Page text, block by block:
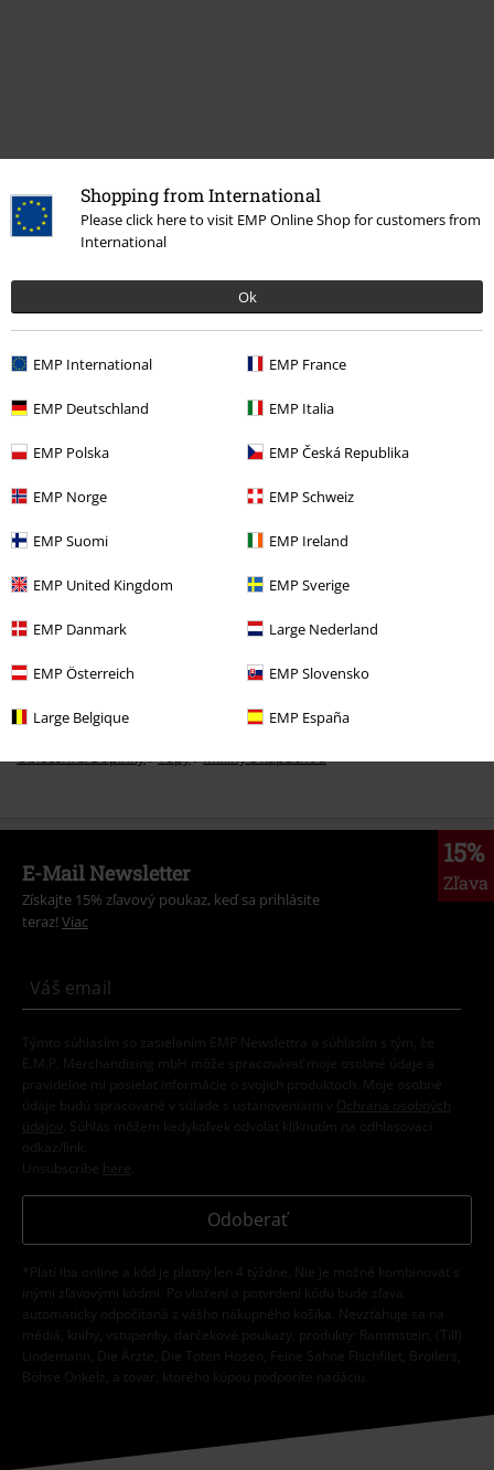
Shopping from International
Please click here to visit EMP Online Shop for customers from
International
Ok
EMP International EMP France
EMP Deutschland EMP Italia
EMP Polska EMP Česká Republika
EMP Norge EMP Schweiz
EMP Suomi EMP Ireland
EMP United Kingdom EMP Sverige
EMP Danmark Large Nederland
EMP Österreich EMP Slovensko
Large Belgique EMP España
Naposledy navštívené
Mikiny
Témata Streetwear oblečenie Streetwear oblečenie Muži
Oblečení & Doplnky Topy Mikiny s kapucňou
15%
Zľava
E-Mail Newsletter
Získajte 15% zľavový poukaz, keď sa prihlásite
teraz! Viac
Týmto súhlasím so zasielaním EMP Newslettra a súhlasím s tým, že
E.M.P. Merchandising mbH môže spracovávať moje osobné údaje a
pravidelne mi posielať informácie o svojich produktoch. Moje osobné
údaje budú spracované v súlade s ustanoveniami v
Ochrana osobných
údajov
. Súhlas môžem kedykoľvek odvolať kliknutím na odhlasovací
odkaz/link.
Unsubscribe here
Odoberať
*Platí iba online a kód je platný len 4 týždne. Nie je možné kombinovať s
inými zľavovými kódmi. Po vložení a potvrdení kódu bude zľava
automaticky odpočítaná z vášho nákupného košíka. Nevzťahuje sa na
médiá, knihy, vstupenky, darčekové poukazy, produkty: Rammstein, (Till)
Lindemann, Die Ärzte, Die Toten Hosen, Feine Sahne Fischfilet, Broilers,
Böhse Onkelz, a tovar, ktorého kúpou podporíte nadáciu.